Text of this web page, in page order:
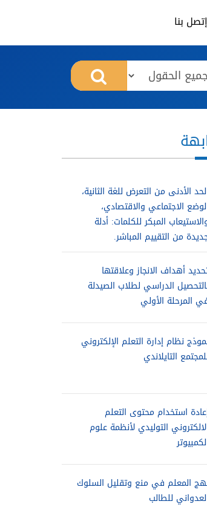
إتصل بنا
الأدنى من التعرض للغة الثانية،
الاجتماعي والاقتصادي،
المبكر للكلمات: أدلة
من التقييم المباشر.
أهداف الانجاز وعلاقتها
الدراسي لطلاب الصيدلة
المرحلة الأولي
نظام إدارة التعلم الإلكتروني
التايلاندي
استخدام محتوى التعلم
التوليدي لأنظمة علوم
المعلم في منع وتقليل السلوك
للطالب